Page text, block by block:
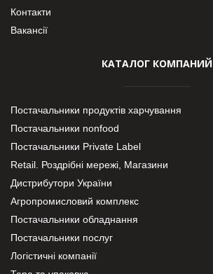
Контакти
Вакансії
КАТАЛОГ КОМПАНИЙ
Постачальники продуктів харчування
Постачальники nonfood
Постачальники Private Label
Retail. Роздрібні мережі, Магазини
Дистрибутори України
Агропромисловий комплекс
Постачальники обладнання
Постачальники послуг
Логістичні компанії